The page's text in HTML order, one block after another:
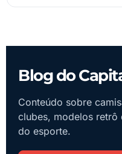
Blog do
Conteúdo sobre
clubes, modelos retrô
do esporte.